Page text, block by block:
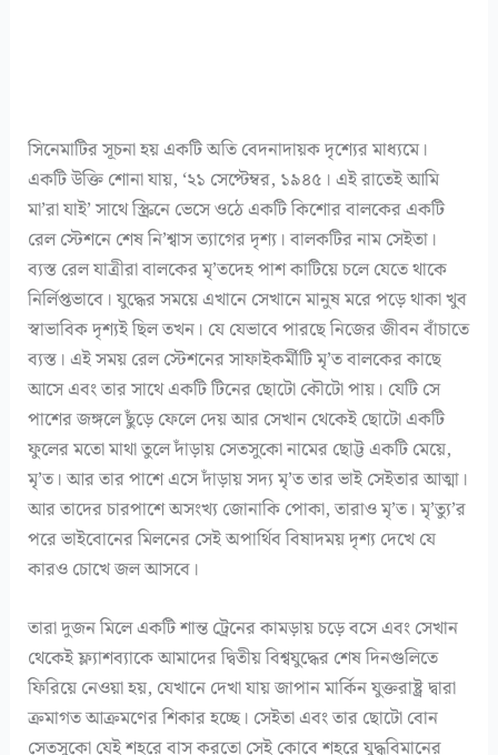
সিনেমাটির সূচনা হয় একটি অতি বেদনাদায়ক দৃশ্যের মাধ্যমে।
একটি উক্তি শোনা যায়, ‘২১ সেপ্টেম্বর, ১৯৪৫। এই রাতেই আমি
মা’রা যাই’ সাথে স্ক্রিনে ভেসে ওঠে একটি কিশোর বালকের একটি
রেল স্টেশনে শেষ নি’শ্বাস ত্যাগের দৃশ্য। বালকটির নাম সেইতা।
ব্যস্ত রেল যাত্রীরা বালকের মৃ’তদেহ পাশ কাটিয়ে চলে যেতে থাকে
নির্লিপ্তভাবে। যুদ্ধের সময়ে এখানে সেখানে মানুষ মরে পড়ে থাকা খুব
স্বাভাবিক দৃশ্যই ছিল তখন। যে যেভাবে পারছে নিজের জীবন বাঁচাতে
ব্যস্ত। এই সময় রেল স্টেশনের সাফাইকর্মীটি মৃ’ত বালকের কাছে
আসে এবং তার সাথে একটি টিনের ছোটো কৌটো পায়। যেটি সে
পাশের জঙ্গলে ছুঁড়ে ফেলে দেয় আর সেখান থেকেই ছোটো একটি
ফুলের মতো মাথা তুলে দাঁড়ায় সেতসুকো নামের ছোট্ট একটি মেয়ে,
মৃ’ত। আর তার পাশে এসে দাঁড়ায় সদ্য মৃ’ত তার ভাই সেইতার আত্মা।
আর তাদের চারপাশে অসংখ্য জোনাকি পোকা, তারাও মৃ’ত। মৃ’ত্যু’র
পরে ভাইবোনের মিলনের সেই অপার্থিব বিষাদময় দৃশ্য দেখে যে
কারও চোখে জল আসবে।
তারা দুজন মিলে একটি শান্ত ট্রেনের কামড়ায় চড়ে বসে এবং সেখান
থেকেই ফ্ল্যাশব্যাকে আমাদের দ্বিতীয় বিশ্বযুদ্ধের শেষ দিনগুলিতে
ফিরিয়ে নেওয়া হয়, যেখানে দেখা যায় জাপান মার্কিন যুক্তরাষ্ট্র দ্বারা
ক্রমাগত আক্রমণের শিকার হচ্ছে। সেইতা এবং তার ছোটো বোন
সেতসুকো যেই শহরে বাস করতো সেই কোবে শহরে যুদ্ধবিমানের